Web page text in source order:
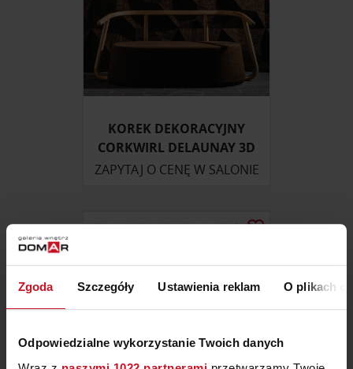
Zgoda Szczegóły Ustawienia reklam O plikach
Odpowiedzialne wykorzystanie Twoich danych
KOREK DEKORACYJNY
CORKWIRL DELAUNAY 3D
ZAPYTAJ O CENĘ W SALONIE